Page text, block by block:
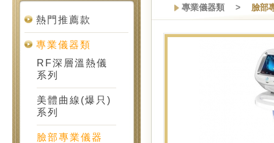
熱門推薦款
專業儀器類
RF深層溫熱儀
系列
美體曲線(爆只)
系列
臉部專業儀器
專業儀器類 > 臉部